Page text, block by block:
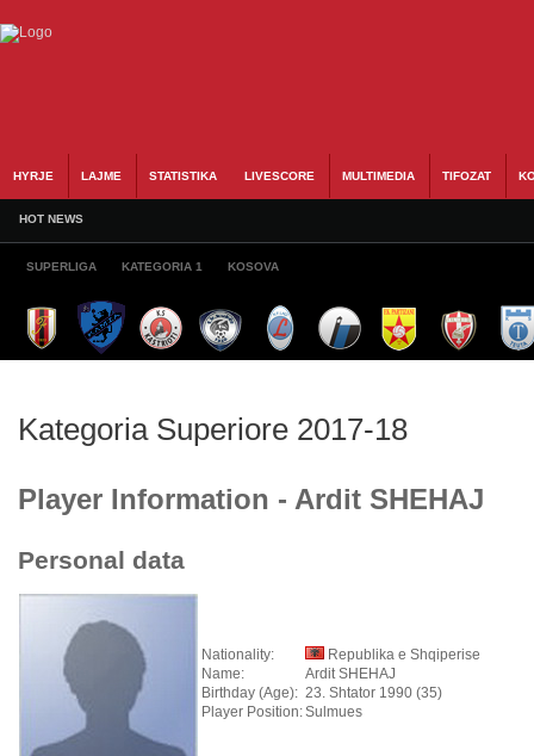
HYRJE LAJME STATISTIKA LIVESCORE MULTIMEDIA TIFOZAT
HOT NEWS
SUPERLIGA KATEGORIA 1 KOSOVA
Kategoria Superiore 2017-18
Player Information - Ardit SHEHAJ
Personal data
Nationality:
Republika e Shqiperise
Name:
Ardit SHEHAJ
Birthday (Age): 23. Shtator 1990 (35)
Player Position:Sulmues